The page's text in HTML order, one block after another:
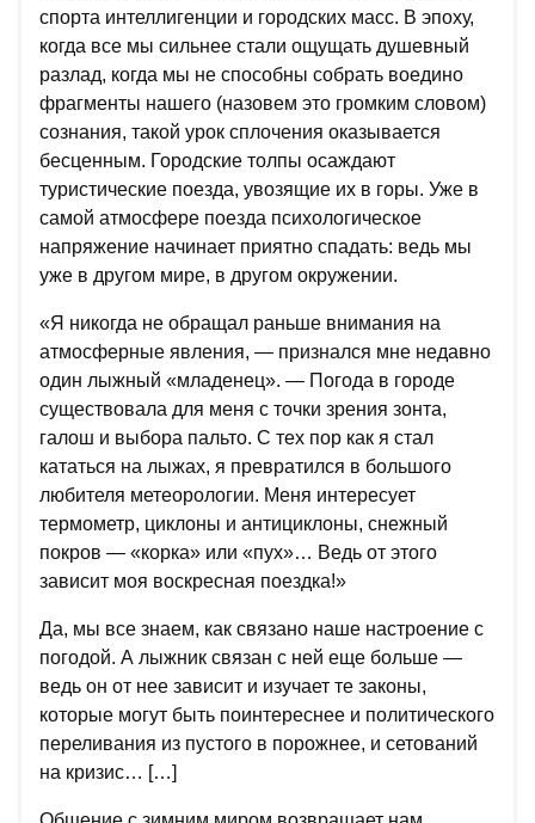
спорта интеллигенции и городских масс. В эпоху,
когда все мы сильнее стали ощущать душевный
разлад, когда мы не способны собрать воедино
фрагменты нашего (назовем это громким словом)
сознания, такой урок сплочения оказывается
бесценным. Городские толпы осаждают
туристические поезда, увозящие их в горы. Уже в
самой атмосфере поезда психологическое
напряжение начинает приятно спадать: ведь мы
уже в другом мире, в другом окружении.
«Я никогда не обращал раньше внимания на
атмосферные явления, — признался мне недавно
один лыжный «младенец». — Погода в городе
существовала для меня с точки зрения зонта,
галош и выбора пальто. С тех пор как я стал
кататься на лыжах, я превратился в большого
любителя метеорологии. Меня интересует
термометр, циклоны и антициклоны, снежный
покров — «корка» или «пух»… Ведь от этого
зависит моя воскресная поездка!»
Да, мы все знаем, как связано наше настроение с
погодой. А лыжник связан с ней еще больше —
ведь он от нее зависит и изучает те законы,
которые могут быть поинтереснее и политического
переливания из пустого в порожнее, и сетований
на кризис… […]